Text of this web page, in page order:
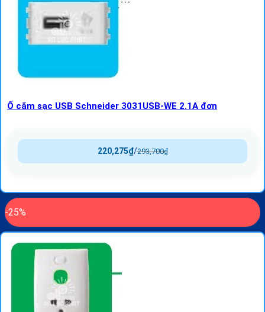
Ổ cắm sạc USB Schneider 3031USB-WE 2.1A đơn
293,700₫
/
220,275₫
-25%